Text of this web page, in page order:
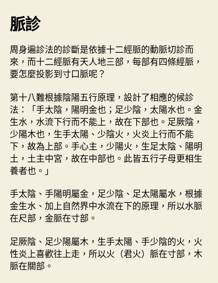
〉
中
脈診
周身遍診法的診斷是依據十二經脈的動脈切診而
來，而十二經脈有天人地三部，每部有四條經脈，
要怎麼投影到寸口脈呢？
第十八難根據陰陽五行原理，設計了相應的候診
法：「手太陰，陽明金也；足少陰，太陽水也。金
生水，水流下行而不能上，故在下部也。足厥陰，
少陽木也，生手太陽、少陰火，火炎上行而不能
下，故為上部。手心主，少陽火，生足太陰、陽明
土，土主中宮，故在中部也。此皆五行子母更相生
養者也。」
手太陰、手陽明屬金，足少陰、足太陽屬水，根據
金生水、加上自然界中水流在下的原理，所以水脈
在尺部，金脈在寸部。
足厥陰、足少陽屬木，生手太陽、手少陰的火，火
性炎上喜歡往上走，所以火（君火）脈在寸部，木
脈在關部。